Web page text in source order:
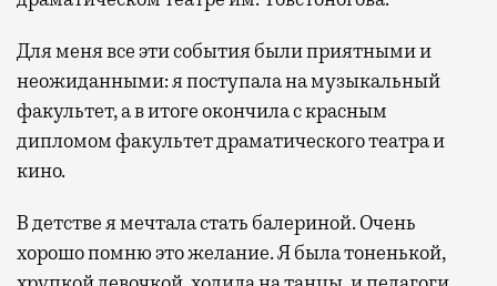
Для меня все эти события были приятными и
неожиданными: я поступала на музыкальный
факультет, а в итоге окончила с красным
дипломом факультет драматического театра и
кино.
В детстве я мечтала стать балериной. Очень
хорошо помню это желание. Я была тоненькой,